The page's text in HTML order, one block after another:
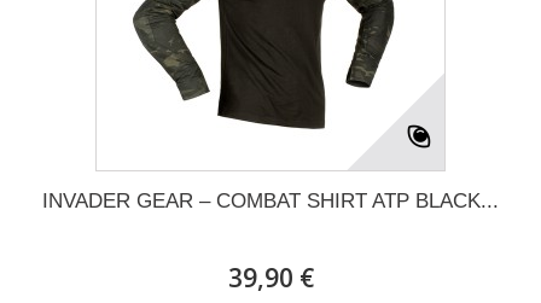
INVADER GEAR – COMBAT SHIRT ATP BLACK...
39,90 €